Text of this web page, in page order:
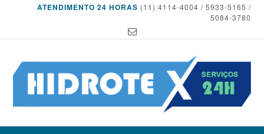
ATENDIMENTO 24 HORAS (11) 4114-4004 / 5933-5165 /
5084-3780